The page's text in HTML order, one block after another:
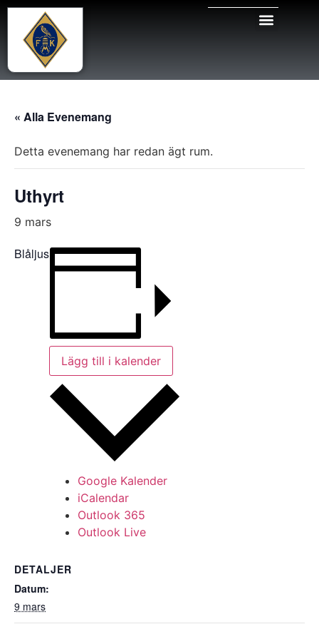
« Alla Evenemang
Detta evenemang har redan ägt rum.
Uthyrt
9 mars
Blåljus
Lägg till i kalender
Google Kalender
iCalendar
Outlook 365
Outlook Live
DETALJER
Datum:
9 mars